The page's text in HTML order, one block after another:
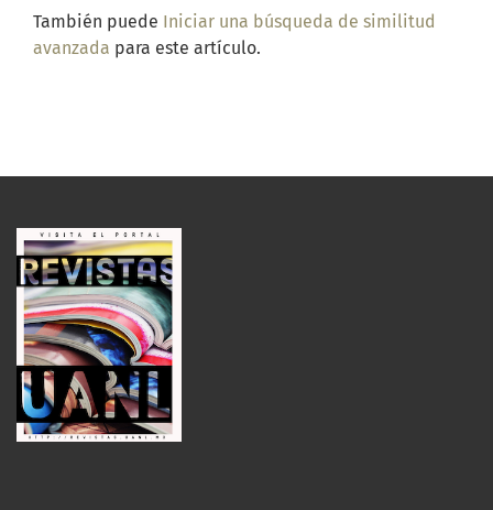
También puede Iniciar una búsqueda de similitud
avanzada para este artículo.